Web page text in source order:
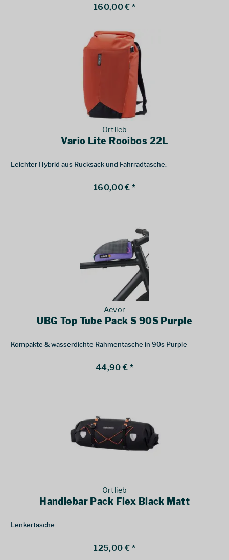
160,00 € *
Ortlieb
Vario Lite Rooibos 22L
Leichter Hybrid aus Rucksack und Fahrradtasche.
160,00 € *
Aevor
UBG Top Tube Pack S 90S Purple
Kompakte & wasserdichte Rahmentasche in 90s Purple
44,90 € *
Ortlieb
Handlebar Pack Flex Black Matt
Lenkertasche
125,00 € *